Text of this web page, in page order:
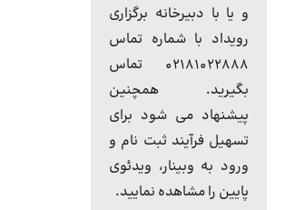
و یا با دبیرخانه برگزاری
رویداد با شماره تماس
۰۲۱۸۱۰۲۲۸۸۸ تماس
بگیرید. همچنین
پیشنهاد می شود برای
تسهیل فرآیند ثبت نام و
ورود به وبینار، ویدئوی
پایین را مشاهده نمایید.